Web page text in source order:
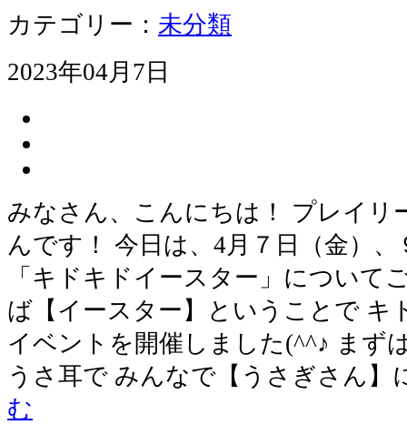
カテゴリー： 未分類
2023年04月7日
みなさん、こんにちは！ プレイリ
んです！ 今日は、4月７日（金）
「キドキドイースター」について
ば【イースター】ということで キ
イベントを開催しました(^^♪ まず
うさ耳で みんなで【うさぎさん
む